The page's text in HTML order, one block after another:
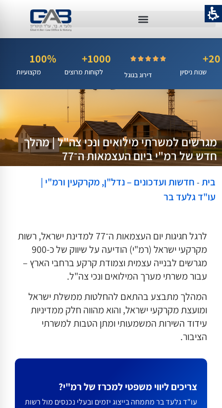
20+
שנות ניסיון דירוג בגוגל
1000+
לקוחות מרוצים
100%
מקצועיות
מגרשים למשרתי מילואים ונכי צה"ל | מהלך
חדש של רמ"י ביום העצמאות ה־77
בית - חדשות ועדכונים – נדל"ן, מקרקעין ורמ"י |
עו"ד גלעד בר
לרגל חגיגות יום העצמאות ה־77 למדינת ישראל, רשות
מקרקעי ישראל (רמ"י) הודיעה על שיווק של כ-900
מגרשים לבנייה עצמית וצמודת קרקע ברחבי הארץ –
עבור משרתי מערך המילואים ונכי צה"ל.
המהלך מתבצע בהתאם להחלטות ממשלת ישראל
ומועצת מקרקעי ישראל, והוא מהווה חלק ממדיניות
עידוד השירות המשמעותי ומתן הטבות למשרתי
הציבור.
צריכים ליווי משפטי למכרז של רמ"י?
עו"ד גלעד בר מתמחה בייצוג יזמים ובעלי נכנסים מול רשות